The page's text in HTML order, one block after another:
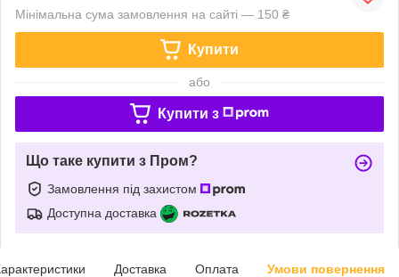
Мінімальна сума замовлення на сайті — 150 ₴
Купити
або
Купити з
Що таке купити з Пром?
Замовлення під захистом
Доступна доставка
Доставка Оплата Умови повернення